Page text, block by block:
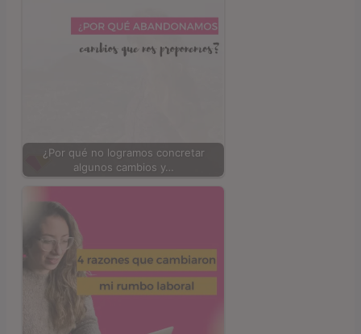
¿Por qué no logramos concretar
algunos cambios y…